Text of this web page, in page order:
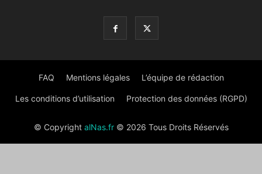
FAQ Mentions légales L’équipe de rédaction
Les conditions d’utilisation Protection des données (RGPD)
© Copyright alNas.fr© 2026 Tous Droits Réservés